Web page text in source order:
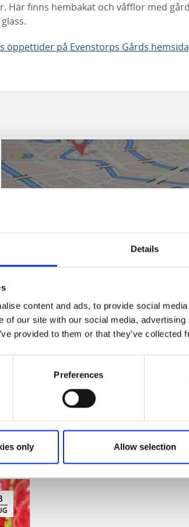
Details
content and ads, to provide social
of our site with our social media,
provided to them or that they’ve
Preferences
only Allow selection
Här finns hembakat och våfflor med
öppettider på Evenstorps Gårds hemsida
Klicka